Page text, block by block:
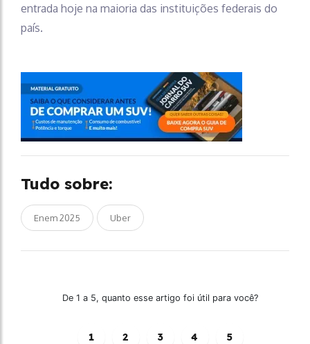
entrada hoje na maioria das instituições federais do
país.
Tudo sobre:
Enem 2025 Uber
De 1 a 5, quanto esse artigo foi útil para você?
1 2 3 4 5